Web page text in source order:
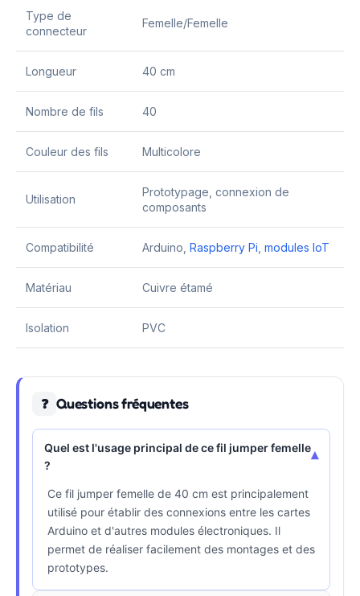
Type de
connecteur
Femelle/Femelle
Longueur 40 cm
Nombre de fils 40
Couleur des fils Multicolore
Utilisation
Prototypage, connexion de
composants
Compatibilité Arduino, Raspberry Pi modules IoT
Matériau Cuivre étamé
Isolation PVC
❓ Questions fréquentes
Quel est l'usage principal de ce fil jumper femelle
?
▾
Ce fil jumper femelle de 40 cm est principalement
utilisé pour établir des connexions entre les cartes
Arduino et d'autres modules électroniques. Il
permet de réaliser facilement des montages et des
prototypes.